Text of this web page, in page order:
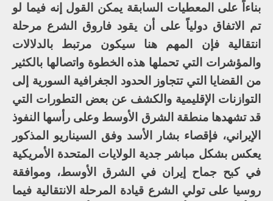
بناءاً على المعطيات السابقة يمكن القول إنه فيما لو
تم الاتفاق دولياً على أن يقود فاروق الشرع مرحلة
انتقالية فإن المهم هنا سيكون مرتبط بالدلالات
والمؤشرات التي تحملها هذه الخطوة واتصالها بالكثير
من القضايا التي تتجاوز الحدود الجغرافية السورية إلى
التوازنات الإقليمية والكشف عن بعض التطورات التي
قد تشهدها منطقة الشرق الأوسط وعلى رأسها النفوذ
الإيراني، فإقصاء بشار الأسد وفق السيناريو المذكور
يعكس بشكل مباشر جدية الولايات المتحدة الأمريكية
في كبح جماح إيران في الشرق الأوسط، وموافقة
روسيا على تولي الشرع قيادة المرحلة الانتقالية فيما